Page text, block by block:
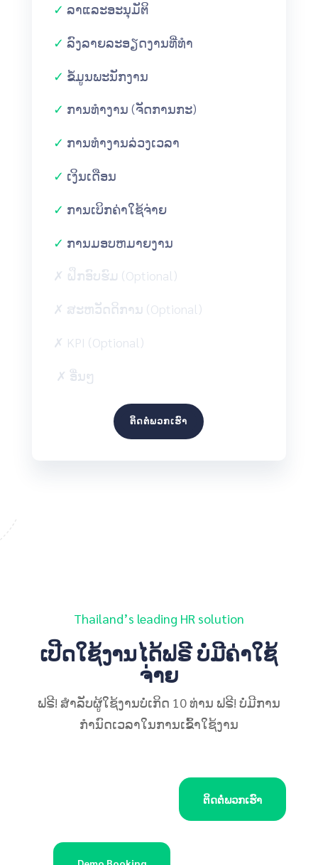
✓ ລາແລະອະນຸມັຕິ
✓ ລົງລາຍລະອຽດງານທີ່ທໍາ
✓ ຂໍ້ມູນພະນັກງານ
✓ ການທຳງານ (ຈັດການກະ)
✓ ການທຳງານລ່ວງເວລາ
✓ ເງິນເດືອນ
✓ ການເບິກຄ່າໃຊ້ຈ່າຍ
✓ ການມອບຫມາຍງານ
✗ ຝຶກອົບຮົມ (Optional)
✗ ສະຫວັດດິການ (Optional)
✗ KPI (Optional)
✗ ອື່ນໆ
ຕິດຕໍ່ພວກເຮົາ
Thailand’s leading HR solution
ເປີດໃຊ້ງານໄດ້ຟຣີ ບໍ່ມີຄ່າໃຊ້
ຈ່າຍ
ຟຣີ! ສໍາລັບຜູ້ໃຊ້ງານບໍ່ເກິດ 10 ທ່ານ ຟຣີ! ບໍ່ມີການ
ກຳນົດເວລາໃນການເຂົ້າໃຊ້ງານ
ຕິດຕໍ່ພວກເຮົາ